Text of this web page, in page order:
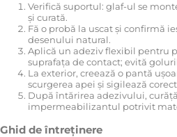
Verifică suportul: glaf-ul se
și curată.
Fă o probă la uscat și confirmă
desenului natural.
Aplică un adeziv flexibil pentru
suprafața de contact; evită
La exterior, creează o pantă
scurgerea apei și sigilează
După întărirea adezivului,
impermeabilizantul potrivit
Ghid de întreținere